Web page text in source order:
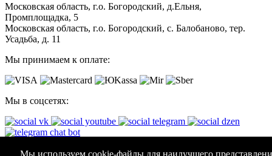
Московская область, г.о. Богородский, д.Ельня,
Промплощадка, 5
Московская область, г.о. Богородский, с. Балобаново, тер.
Усадьба, д. 11
Мы принимаем к оплате:
Мы в соцсетях:
АО "КОМПАНИЯ АВТОМАТИЧЕСКИЕ ВОРОТА"
Мы используем cookie-файлы для наилучшего